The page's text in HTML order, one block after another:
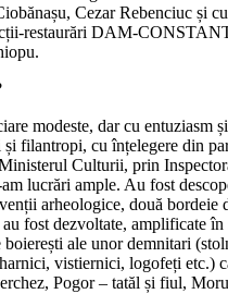
Cezar Rebenciuc și
restaurări DAM-
modeste, dar cu entuziasm
filantropi, cu înțelegere din
Culturii, prin
lucrări ample. Au fost
arheologice, două bordeie
fost dezvoltate, amplificate în
ale unor demnitari
vistiernici, logofeți etc.)
Pogor – tatăl și fiul,